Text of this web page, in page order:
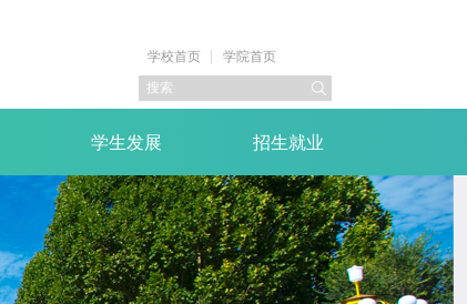
学校首页 学院首页
学生发展 招生就业